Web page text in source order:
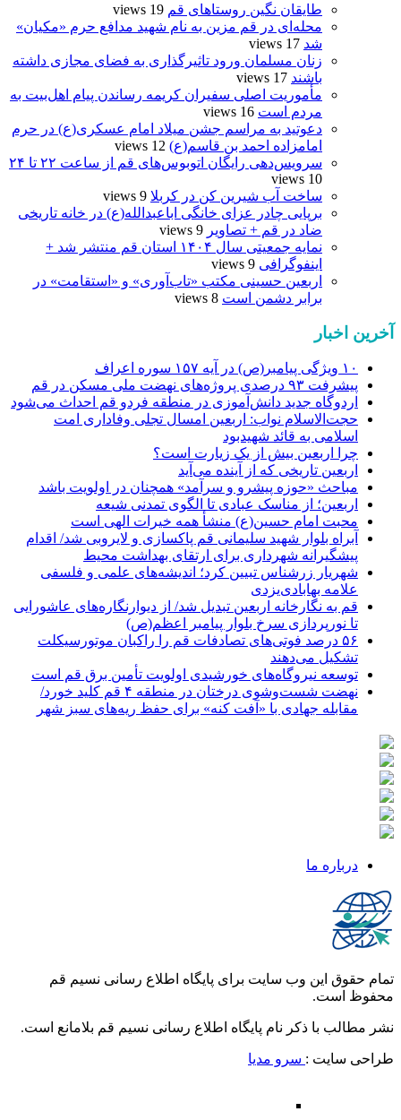
طایقان نگین روستاهای قم 19 views
محله‌ای در قم مزین به نام شهید مدافع حرم «مکیان»
شد 17 views
زنان مسلمان ورود تاثیرگذاری به فضای مجازی داشته
باشند 17 views
مأموریت اصلی سفیران کریمه رساندن پیام اهل‌بیت به
مردم است 16 views
دعوتید به مراسم جشن میلاد امام عسکری(ع) در حرم
امامزاده احمد بن قاسم(ع) 12 views
سرویس‌دهی رایگان اتوبوس‌های قم از ساعت ۲۲ تا ۲۴
10 views
ساخت آب شیرین کن در کربلا 9 views
برپایی چادر عزای خانگی اباعبدالله(ع) در خانه تاریخی
ضاد در قم + تصاویر 9 views
نمایه جمعیتی سال ۱۴۰۴ استان قم منتشر شد +
اینفوگرافی 9 views
اربعین حسینی مکتب «تاب‌آوری» و «استقامت» در
برابر دشمن است 8 views
آخرین اخبار
۱۰ ویژگی پیامبر(ص) در آیه ۱۵۷ سوره اعراف
پیشرفت ۹۳ درصدی پروژه‌های نهضت ملی مسکن در قم
اردوگاه جدید دانش‌آموزی در منطقه فردو قم احداث می‌شود
حجت‌الاسلام نواب: اربعین امسال تجلی وفاداری امت
اسلامی به قائد شهیدبود
چرا اربعین بیش از یک زیارت است؟
اربعین تاریخی که از آینده می‌آید
مباحث «حوزه پیشرو و سرآمد» همچنان در اولویت باشد
اربعین؛ از مناسک عبادی تا الگوی تمدنی شیعه
محبت امام حسین(ع) منشأ همه خیرات الهی است
آبراه بلوار شهید سلیمانی قم پاکسازی و لایروبی شد/ اقدام
پیشگیرانه شهرداری برای ارتقای بهداشت محیط
شهریار زرشناس تبیین کرد؛ اندیشه‌های علمی و فلسفی
علامه بهابادی‌یزدی
قم به نگارخانه اربعین تبدیل شد/ از دیوارنگاره‌های عاشورایی
تا نورپردازی سرخ بلوار پیامبر اعظم(ص)
۵۶ درصد فوتی‌های تصادفات قم را راکبان موتورسیکلت
تشکیل می‌دهند
توسعه نیروگاه‌های خورشیدی اولویت تأمین برق قم است
نهضت شست‌وشوی درختان در منطقه ۴ قم کلید خورد/
مقابله جهادی با «آفت کنه» برای حفظ ریه‌های سبز شهر
درباره ما
تمام حقوق این وب سایت برای پایگاه اطلاع رسانی نسیم قم
محفوظ است.
نشر مطالب با ذکر نام پایگاه اطلاع رسانی نسیم قم بلامانع است.
طراحی سایت : سرو مدیا